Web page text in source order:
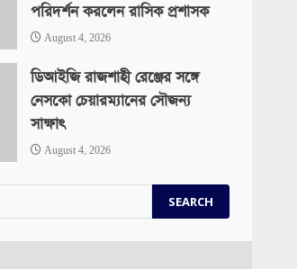
পরিদর্শন করলেন রাসিক প্রশাসক
August 4, 2026
ডিআইজি রাজশাহী রেঞ্জের সঙ্গে
নেসকো চেয়ারম্যানের সৌজন্য
সাক্ষাৎ
August 4, 2026